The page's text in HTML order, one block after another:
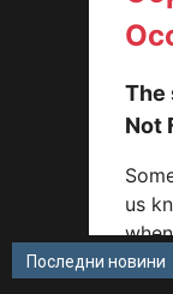
Последни новини